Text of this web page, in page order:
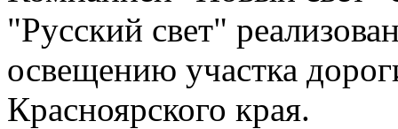
"Русский свет"
освещению участка
Красноярского края.